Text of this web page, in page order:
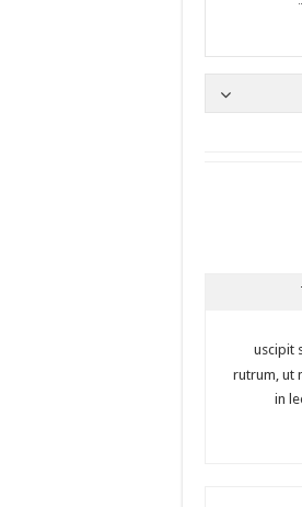
uscipit
rutrum, ut
in